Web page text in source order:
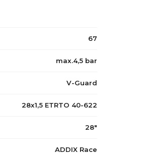
67
max.4,5 bar
V-Guard
28x1,5 ETRTO 40-622
28"
ADDIX Race